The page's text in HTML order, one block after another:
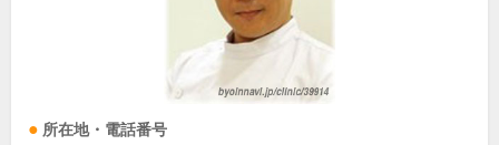
所在地・電話番号